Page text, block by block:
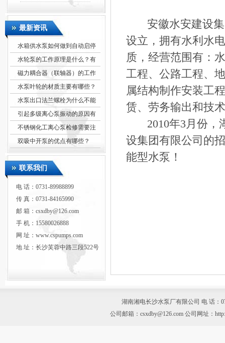
最新资讯
水箱供水泵如何做到自动启停
水轮泵的工作原理是什么？有
磁力耦合器（联轴器）的工作
水泵叶轮的材质主要有哪些？
水泵出口法兰螺栓为什么不能
引起多级离心泵振动的原因有
不锈钢化工离心泵检修需要注
双吸中开泵的优点有哪些？
联系我们
电 话：0731-89988899
传 真：0731-84165990
邮 箱：csxdby@126.com
手 机：15580026888
网 址：www.cspumps.com
地 址：长沙芙蓉中路三段522号
安徽水安建设集
设立，拥有水利水
质，经营范围有：
工程、公路工程、
属结构制作安装工
赁、劳务输出和技
2010年3月份，
设集团有限公司的
能型水泵！
湖南湘电长沙水泵厂有限公司 电 话：
公司邮箱：csxdby@126.com 公司网址：